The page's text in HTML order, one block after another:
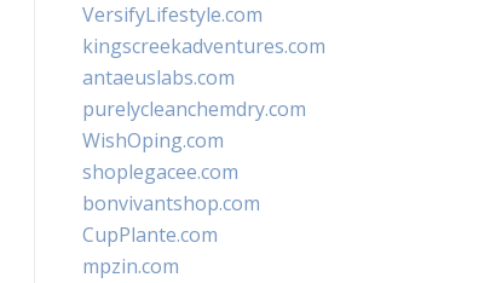
VersifyLifestyle.com
kingscreekadventures.com
antaeuslabs.com
purelycleanchemdry.com
WishOping.com
shoplegacee.com
bonvivantshop.com
CupPlante.com
mpzin.com